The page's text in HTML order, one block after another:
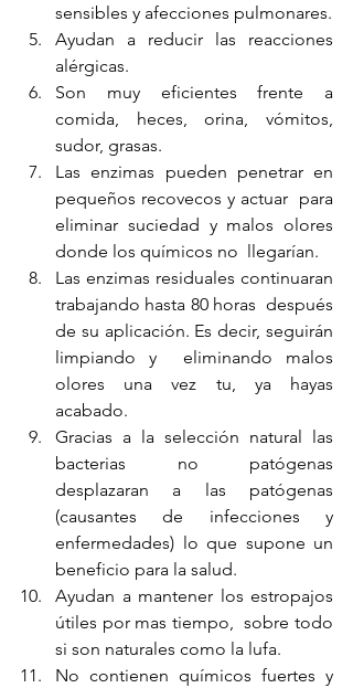
sensibles y afecciones pulmonares.
Ayudan a reducir las reacciones
alérgicas.
Son muy eficientes frente a
comida, heces, orina, vómitos,
sudor, grasas.
Las enzimas pueden penetrar en
pequeños recovecos y actuar  para
eliminar suciedad y malos olores
donde los químicos no  llegarían.
Las enzimas residuales continuaran
trabajando hasta 80 horas  después
de su aplicación. Es decir, seguirán
limpiando y  eliminando malos
olores una vez tu, ya hayas
acabado.
Gracias a la selección natural las
bacterias no patógenas
desplazaran a las patógenas
(causantes de infecciones y
enfermedades) lo que supone un
beneficio para la salud.
Ayudan a mantener los estropajos
útiles por mas tiempo,  sobre todo
si son naturales como la lufa.
No contienen químicos fuertes y